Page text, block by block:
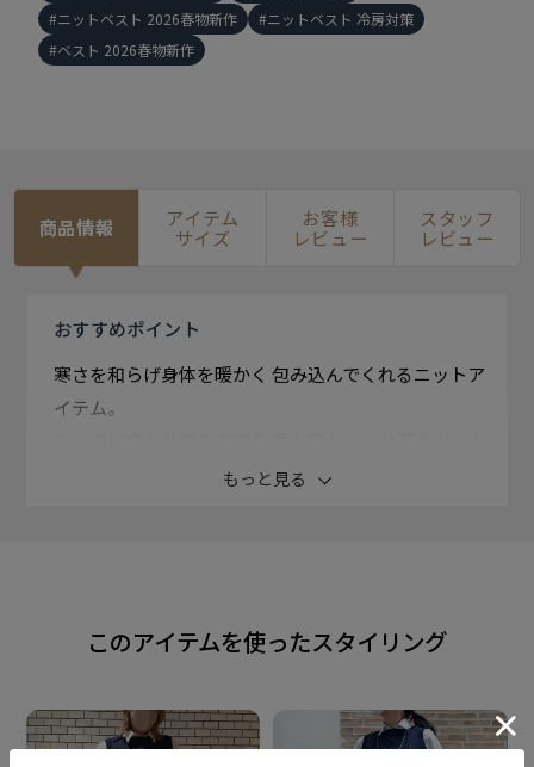
ニットベスト 2026春物新作
ニットベスト 冷房対策
ベスト 2026春物新作
商品情報 アイテム
サイズ
お客様
レビュー
スタッフ
レビュー
おすすめポイント
寒さを和らげ身体を暖かく 包み込んでくれるニットア
イテム。
両肩部分に飾りボタンを加えて 可愛らしいデザインに
もっと見る
このアイテムを使ったスタイリング